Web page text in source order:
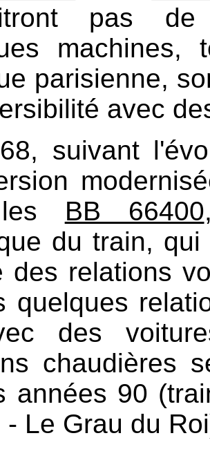
pas de
machines,
parisienne,
avec
suivant
BB 66400
du train,
des relations
quelques
des
chaudières
années 90
- Le Grau du